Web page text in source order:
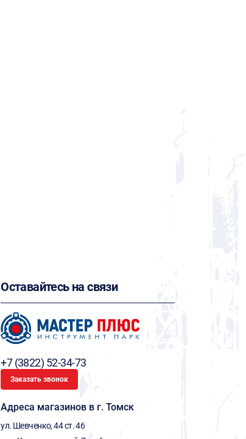
Оставайтесь на связи
+7 (3822) 52-34-73
Заказать звонок
Адреса магазинов в г. Томск
ул. Шевченко, 44 ст. 46